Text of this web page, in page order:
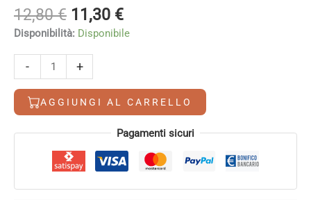
12,80€ Il
prezzo
era:
12,80 €.
11,30 €Il
prezzo
Disponibilità: Disponibile
-
Red
quantità
+
AGGIUNGI AL CARRELLO
Alternative: Pagamenti sicuri